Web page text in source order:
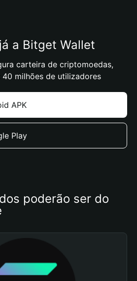
a Bitget Wallet
carteira de criptomoedas,
milhões de utilizadores
APK
Play
poderão ser do